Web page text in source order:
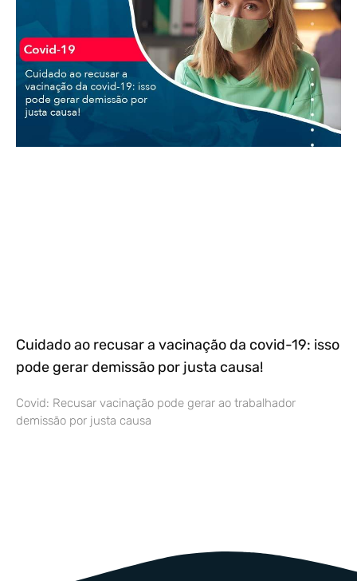
Cuidado ao recusar a vacinação da covid-19: isso
pode gerar demissão por justa causa!
Covid: Recusar vacinação pode gerar ao trabalhador
demissão por justa causa